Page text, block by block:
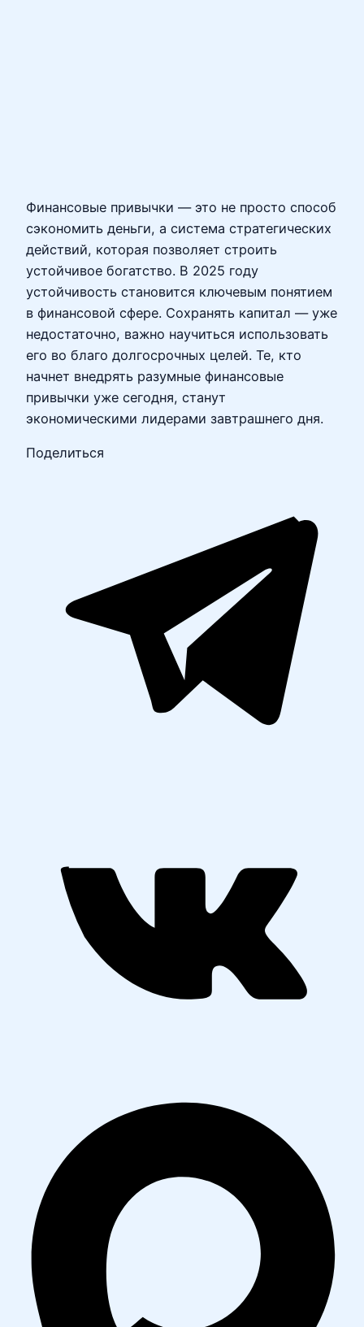
Финансовые привычки — это не просто способ
сэкономить деньги, а система стратегических
действий, которая позволяет строить
устойчивое богатство. В 2025 году
устойчивость становится ключевым понятием
в финансовой сфере. Сохранять капитал — уже
недостаточно, важно научиться использовать
его во благо долгосрочных целей. Те, кто
начнет внедрять разумные финансовые
привычки уже сегодня, станут
экономическими лидерами завтрашнего дня.
Поделиться